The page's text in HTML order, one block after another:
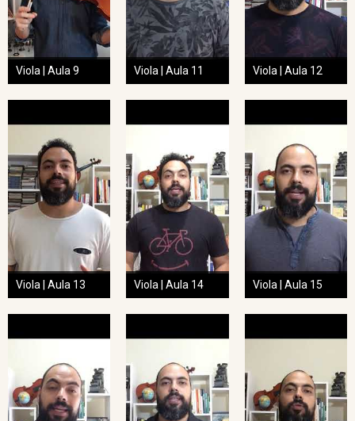
Viola | Aula 9 Viola | Aula 11 Viola | Aula 12
Viola | Aula 13 Viola | Aula 14 Viola | Aula 15